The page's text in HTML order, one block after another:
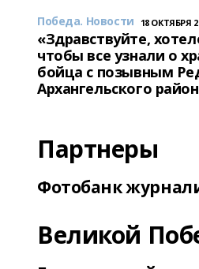
Победа. Новости 18 ОКТЯБРЯ
«Здравствуйте,
чтобы все узнали о
бойца с позывным
Архангельского
Партнеры
Фотобанк
Великой